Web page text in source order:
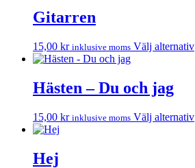
Gitarren
15,00 kr inklusive moms Välj alternativ
Hästen – Du och jag
15,00 kr inklusive moms Välj alternativ
Hej